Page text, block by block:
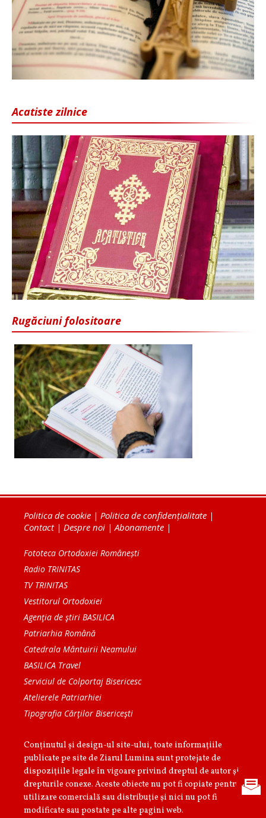
Acatiste zilnice
Rugăciuni folositoare
Politica de cookie | Politica de confidențialitate |
Contact| Despre noi |Abonamente |
Fototeca Ortodoxiei Românești
Radio TRINITAS
TV TRINITAS
Vestitorul Ortodoxiei
Agenţia de ştiri BASILICA
Patriarhia Română
Catedrala Mântuirii Neamului
BASILICA Travel
Serviciul de Colportaj Bisericesc
Atelierele Patriarhiei
Tipografia Cărţilor Bisericeşti
Conținutul și design-ul site-ului, toate informaţiile
publicate pe site de Ziarul Lumina sunt protejate de
dispoziţiile legale în vigoare privind dreptul de autor şi
drepturile conexe. Aceste obiecte nu pot fi copiate pentru
utilizare comercială sau distribuţie şi nici nu pot fi
modificate sau postate pe alte pagini web.